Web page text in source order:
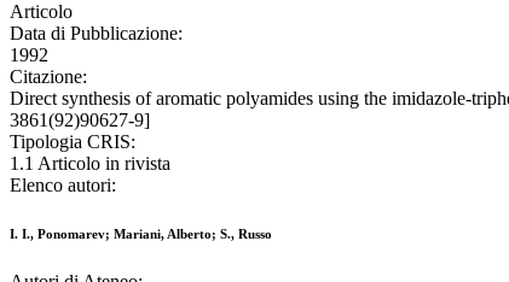
Articolo
Data di Pubblicazione:
1992
Citazione:
Direct synthesis of aromatic polyamides using the imidazole-
3861(92)90627-9]
Tipologia CRIS:
1.1 Articolo in rivista
Elenco autori:
I. I., Ponomarev; Mariani, Alberto; S., Russo